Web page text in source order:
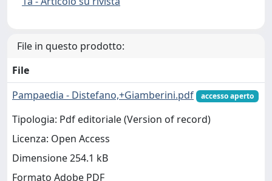
File in questo prodotto:
File
Pampaedia - Distefano,+Giamberini.pdf
accesso aperto
Tipologia: Pdf editoriale (Version of record)
Licenza: Open Access
Dimensione 254.1 kB
Formato Adobe PDF